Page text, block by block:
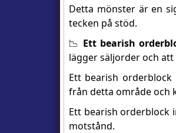
Detta mönster är en
tecken på stöd.
📉 Ett bearish
lägger säljorder och
Ett bearish
från detta område och
Ett bearish orderblock
motstånd.